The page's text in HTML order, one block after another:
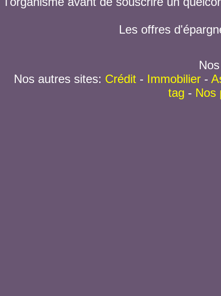
Les offres
Nos autres sites: Crédit- Immobilier-
tag - Nos